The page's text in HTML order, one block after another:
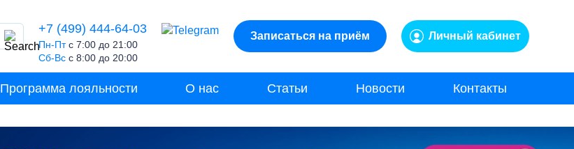
+7 (499) 444-64-03
Пн-Птс 7:00 до 21:00
Сб-Вс с 8:00 до 20:00
Записаться на приём Личный кабинет
Программа лояльности О нас Статьи Новости Контакты